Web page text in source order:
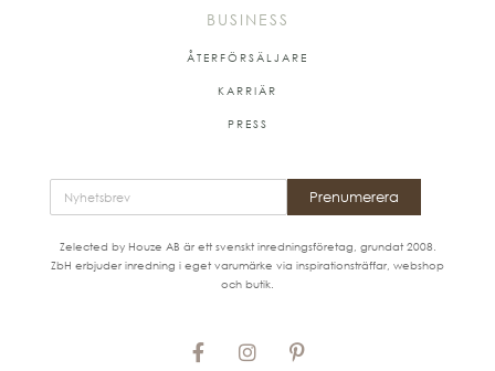
BUSINESS
ÅTERFÖRSÄLJARE
KARRIÄR
PRESS
Prenumerera
Zelected by Houze AB är ett svenskt inredningsföretag, grundat 2008.
ZbH erbjuder inredning i eget varumärke via inspirationsträffar, webshop
och butik.